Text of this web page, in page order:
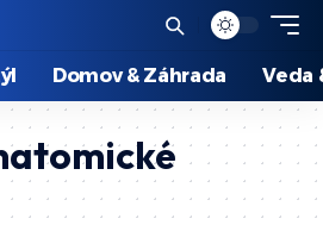
Domov & Záhrada Veda